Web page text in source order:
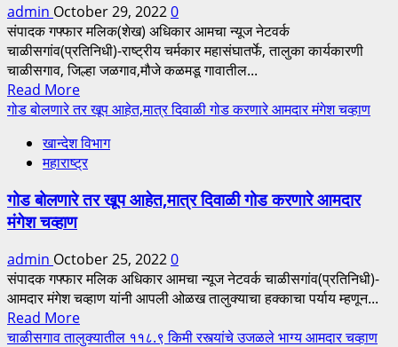
जागा
दाखवण्यात
याव्या-
गौतम
कांबळे
राज्याध्यक्ष
महाराष्ट्र
राज्य
कास्ट्राईब
शिक्षक
महासंघ
admin October 29, 20220
संपादक गफ्फार मलिक(शेख) अधिकार आमचा न्यूज नेटवर्क
चाळीसगांव(प्रतिनिधी)-राष्ट्रीय चर्मकार महासंघातर्फे, तालुका कार्यकारणी
चाळीसगाव, जिल्हा जळगाव,मौजे कळमडू गावातील...
Read MoreRead
more
राष्ट्रीय
चर्मकार
संत
बांधण्यासाठी
१०
लाख
रु.
निधी
गोड बोलणारे तर खूप आहेत,मात्र दिवाळी गोड करणारे आमदार मंगेश चव्हाण
खान्देश विभाग
महाराष्ट्र
गोड बोलणारे तर खूप आहेत,मात्र दिवाळी गोड करणारे आमदार
मंगेश चव्हाण
admin October 25, 20220
संपादक गफ्फार मलिक अधिकार आमचा न्यूज नेटवर्क चाळीसगांव(प्रतिनिधी)-
आमदार मंगेश चव्हाण यांनी आपली ओळख तालुक्याचा हक्काचा पर्याय म्हणून...
Read MoreRead
more
चाळीसगाव तालुक्यातील ११८.९ किमी रस्त्यांचे उजळले भाग्य आमदार चव्हाण